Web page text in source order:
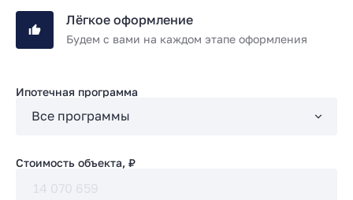
Лёгкое оформление
Будем с вами на каждом этапе оформления
Ипотечная программа
Стоимость объекта, ₽